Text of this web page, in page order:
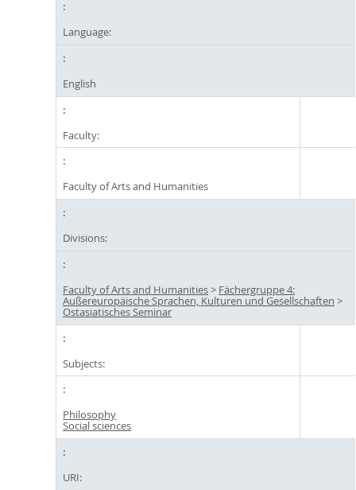
Language:
English
Faculty:
Faculty of Arts and Humanities
Divisions:
Faculty of Arts and Humanities> Fächergruppe 4:
Außereuropäische Sprachen, Kulturen und Gesellschaften >
Ostasiatisches Seminar
Subjects:
Philosophy
Social sciences
URI: